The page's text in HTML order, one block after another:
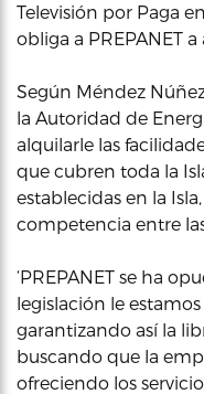
Televisión por Paga
obliga a PREPANET
Según Méndez
la Autoridad de
alquilarle las
que cubren toda la
establecidas en la
competencia entre las
‘PREPANET se ha
legislación le
garantizando así la
buscando que la
ofreciendo los